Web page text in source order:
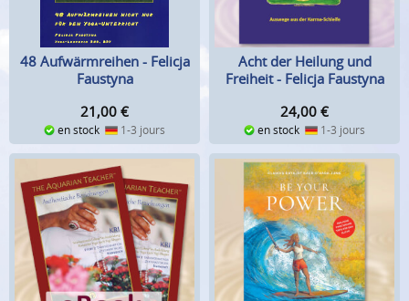
48 Aufwärmreihen - Felicja
Faustyna
21,00 €
en stock 1-3 jours
Acht der Heilung und
Freiheit - Felicja Faustyna
24,00 €
en stock 1-3 jours